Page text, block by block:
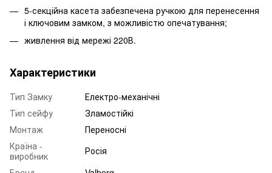
5-секційна касета забезпечена ручкою для перенесення
і ключовим замком, з можливістю опечатування;
живлення від мережі 220В.
Характеристики
Тип Замку
Електро-механічні
Тип сейфу
Зламостійкі
Монтаж
Переносні
Країна -
виробник
Росія